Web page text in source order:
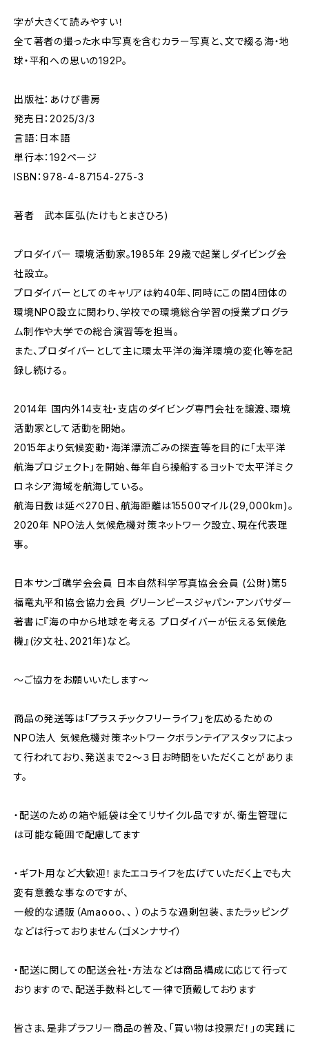
字が大きくて読みやすい！
全て著者の撮った水中写真を含むカラー写真と、文で綴る海・地
球・平和への思いの192P。
出版社：あけび書房
発売日：2025/3/3
言語：日本語
単行本：192ページ
ISBN：978-4-87154-275-3
著者 武本匡弘(たけもとまさひろ)
プロダイバー 環境活動家。1985年 29歳で起業しダイビング会
社設立。
プロダイバーとしてのキャリアは約40年、同時にこの間4団体の
環境NPO設立に関わり、学校での環境総合学習の授業プログラ
ム制作や大学での総合演習等を担当。
また、プロダイバーとして主に環太平洋の海洋環境の変化等を記
録し続ける。
2014年 国内外14支社・支店のダイビング専門会社を譲渡、環境
活動家として活動を開始。
2015年より気候変動・海洋漂流ごみの探査等を目的に「太平洋
航海プロジェクト」を開始、毎年自ら操船するヨットで太平洋ミク
ロネシア海域を航海している。
航海日数は延べ270日、航海距離は15500マイル(29,000km)。
2020年 NPO法人気候危機対策ネットワーク設立、現在代表理
事。
日本サンゴ礁学会会員 日本自然科学写真協会会員 (公財)第5
福竜丸平和協会協力会員 グリーンピースジャパン・アンバサダー
著書に『海の中から地球を考える プロダイバーが伝える気候危
機』(汐文社、2021年)など。
～ご協力をお願いいたします～
商品の発送等は「プラスチックフリーライフ」を広めるための
NPO法人 気候危機対策ネットワークボランテイアスタッフによっ
て行われており、発送まで２～３日お時間をいただくことがありま
す。
・配送のための箱や紙袋は全てリサイクル品ですが、衛生管理に
は可能な範囲で配慮してます
・ギフト用など大歓迎！またエコライフを広げていただく上でも大
変有意義な事なのですが、
一般的な通販（Amaooo、、 ）のような過剰包装、またラッピング
などは行っておりません（ゴメンナサイ）
・配送に関しての配送会社・方法などは商品構成に応じて行って
おりますので、配送手数料として一律で頂戴しております
皆さま、是非プラフリー商品の普及、「買い物は投票だ！」の実践に